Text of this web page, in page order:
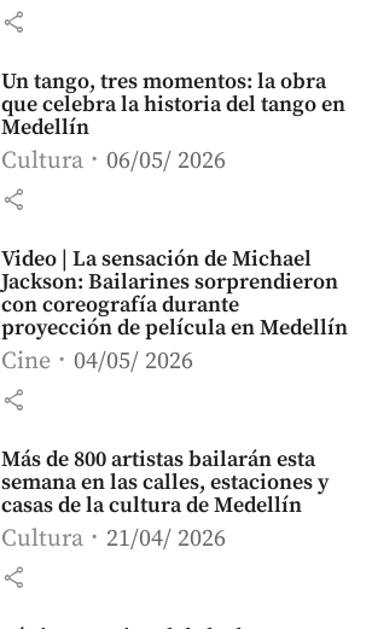
share
Un tango, tres momentos: la obra
que celebra la historia del tango en
Medellín
Cultura 06/05/ 2026
share
Video | La sensación de Michael
Jackson: Bailarines sorprendieron
con coreografía durante
proyección de película en Medellín
Cine 04/05/ 2026
share
Más de 800 artistas bailarán esta
semana en las calles, estaciones y
casas de la cultura de Medellín
Cultura 21/04/ 2026
share